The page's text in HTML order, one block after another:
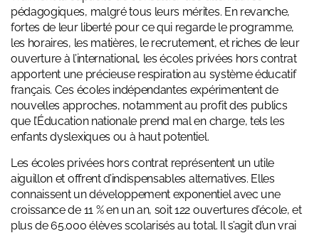
pédagogiques, malgré tous leurs mérites. En revanche,
fortes de leur liberté pour ce qui regarde le programme,
les horaires, les matières, le recrutement, et riches de leur
ouverture à l’international, les écoles privées hors contrat
apportent une précieuse respiration au système éducatif
français. Ces écoles indépendantes expérimentent de
nouvelles approches, notamment au profit des publics
que l’Éducation nationale prend mal en charge, tels les
enfants dyslexiques ou à haut potentiel.
Les écoles privées hors contrat représentent un utile
aiguillon et offrent d’indispensables alternatives. Elles
connaissent un développement exponentiel avec une
croissance de 11 % en un an, soit 122 ouvertures d’école, et
plus de 65.000 élèves scolarisés au total. Il s’agit d’un vrai